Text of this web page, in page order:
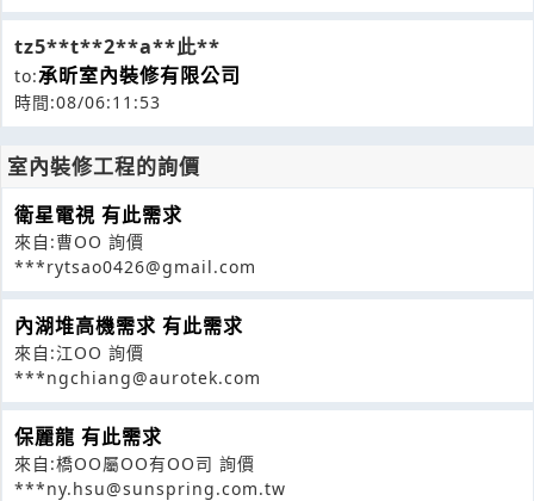
tz5**t**2**a**此**
to:承昕室內裝修有限公司
時間:08/06:11:53
室內裝修工程的詢價
衛星電視 有此需求
來自:曹OO 詢價
***rytsao0426@gmail.com
內湖堆高機需求 有此需求
來自:江OO 詢價
***ngchiang@aurotek.com
保麗龍 有此需求
來自:橋OO屬OO有OO司 詢價
***ny.hsu@sunspring.com.tw